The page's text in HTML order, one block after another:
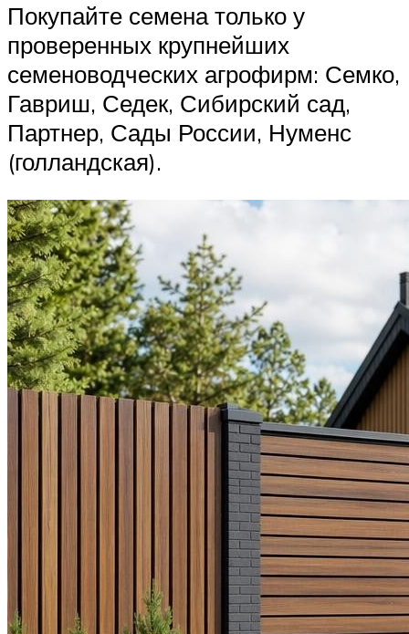
Покупайте семена только у
проверенных крупнейших
семеноводческих агрофирм: Семко,
Гавриш, Седек, Сибирский сад,
Партнер, Сады России, Нуменс
(голландская).